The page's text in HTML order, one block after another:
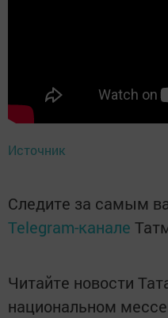
Источник
Следите за самым
Telegram-канале
Читайте новости
национальном